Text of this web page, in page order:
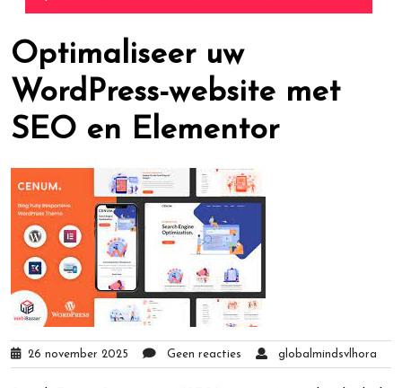
Optimaliseer uw
WordPress-website met
SEO en Elementor
26 november 2025 Geen reacties globalmindsvlhora